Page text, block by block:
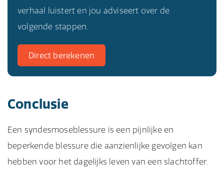
verhaal luistert en jou adviseert over de
volgende stappen.
Direct berekenen
Conclusie
Een syndesmoseblessure is een pijnlijke en
beperkende blessure die aanzienlijke gevolgen kan
hebben voor het dagelijks leven van een slachtoffer.